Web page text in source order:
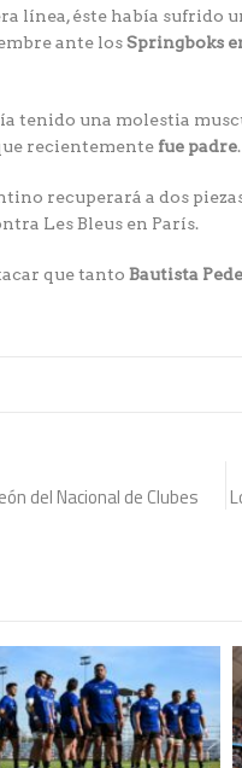
línea, éste había sufrido
ante losSpringboks
tenido una molestia
recientemente fue padre.
recuperará a dos
Les Bleus en París.
que tanto Bautista
del Nacional de Clubes